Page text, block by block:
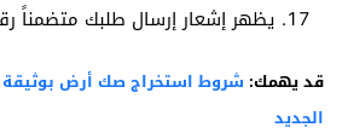
يظهر إشعار إرسال طلبك متضمناً
قد يهمك: شروط استخراج صك أرض
الجديد